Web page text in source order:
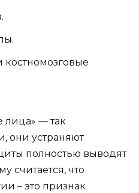
лица» — так
они устраняют
полностью выводят
считается, что
– это признак